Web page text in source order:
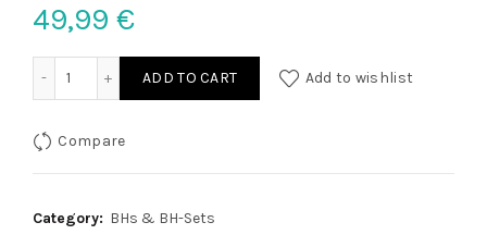
49,99 €
ADD TO CART Add to wishlist
Compare
Category: BHs & BH-Sets